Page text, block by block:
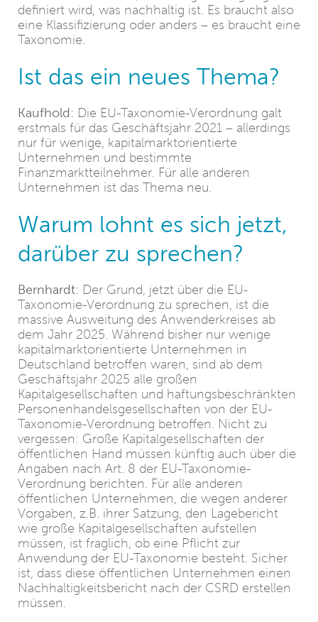
definiert wird, was nachhaltig ist. Es braucht also
eine Klassifizierung oder anders – es braucht eine
Taxonomie.
Ist das ein neues Thema?
Kaufhold: Die EU-Taxonomie-Verordnung galt
erstmals für das Geschäftsjahr 2021 – allerdings
nur für wenige, kapitalmarktorientierte
Unternehmen und bestimmte
Finanzmarktteilnehmer. Für alle anderen
Unternehmen ist das Thema neu.
Warum lohnt es sich jetzt,
darüber zu sprechen?
Bernhardt: Der Grund, jetzt über die EU-
Taxonomie-Verordnung zu sprechen, ist die
massive Ausweitung des Anwenderkreises ab
dem Jahr 2025. Während bisher nur wenige
kapitalmarktorientierte Unternehmen in
Deutschland betroffen waren, sind ab dem
Geschäftsjahr 2025 alle großen
Kapitalgesellschaften und haftungsbeschränkten
Personenhandelsgesellschaften von der EU-
Taxonomie-Verordnung betroffen. Nicht zu
vergessen: Große Kapitalgesellschaften der
öffentlichen Hand müssen künftig auch über die
Angaben nach Art. 8 der EU-Taxonomie-
Verordnung berichten. Für alle anderen
öffentlichen Unternehmen, die wegen anderer
Vorgaben, z.B. ihrer Satzung, den Lagebericht
wie große Kapitalgesellschaften aufstellen
müssen, ist fraglich, ob eine Pflicht zur
Anwendung der EU-Taxonomie besteht. Sicher
ist, dass diese öffentlichen Unternehmen einen
Nachhaltigkeitsbericht nach der CSRD erstellen
müssen.